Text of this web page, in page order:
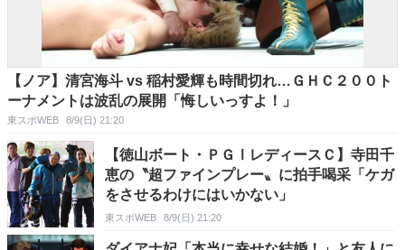
【ノア】清宮海斗 vs 稲村愛輝も時間切れ…ＧＨＣ２００ト
ーナメントは波乱の展開「悔しいっすよ！」
東スポWEB 8/9(日) 21:20
【徳山ボート・ＰＧⅠレディースＣ】寺田千
恵の〝超ファインプレー〟に拍手喝采「ケガ
をさせるわけにはいかない」
東スポWEB 8/9(日) 21:20